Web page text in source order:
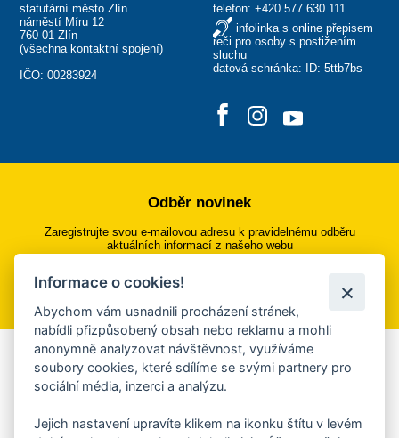
statutární město Zlín
náměstí Míru 12
760 01 Zlín
(všechna kontaktní spojení)
IČO: 00283924
telefon: +420 577 630 111
infolinka s online přepisem
řeči pro osoby s postižením
sluchu
datová schránka: ID: 5ttb7bs
Odběr novinek
Zaregistrujte svou e-mailovou adresu k pravidelnému odběru
aktuálních informací z našeho webu
Přihlásit se k odběru
Aplikace Mobilní rozhlas
Chcete dostávat do svého mobilu či mailu upozornění na
ankety, pozvánky na kulturní a sportovní akce?
Informace o cookies!
Abychom vám usnadnili procházení stránek,
nabídli přizpůsobený obsah nebo reklamu a mohli
anonymně analyzovat návštěvnost, využíváme
soubory cookies, které sdílíme se svými partnery pro
sociální média, inzerci a analýzu.
Jejich nastavení upravíte klikem na ikonku štítu v levém